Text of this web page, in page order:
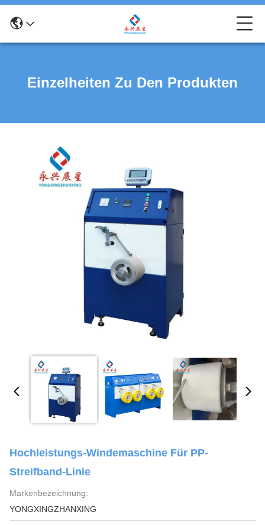
Einzelheiten Zu Den Produkten
Hochleistungs-Windemaschine Für PP-
Streifband-Linie
Markenbezeichnung:
YONGXINGZHANXING